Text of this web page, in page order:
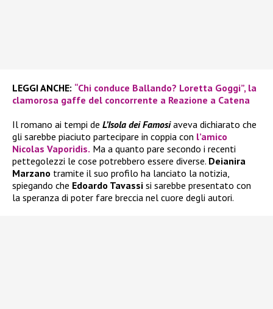
LEGGI ANCHE: “Chi conduce Ballando? Loretta Goggi”, la
clamorosa gaffe del concorrente a Reazione a Catena
Il romano ai tempi de L’Isola dei Famosiaveva dichiarato che
gli sarebbe piaciuto partecipare in coppia con l’amico
Nicolas Vaporidis. Ma a quanto pare secondo i recenti
pettegolezzi le cose potrebbero essere diverse. Deianira
Marzano tramite il suo profilo ha lanciato la notizia,
spiegando che Edoardo Tavassi si sarebbe presentato con
la speranza di poter fare breccia nel cuore degli autori.